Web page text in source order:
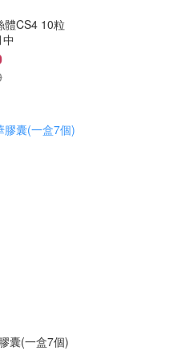
體CS4 10粒
囊(一盒7個)